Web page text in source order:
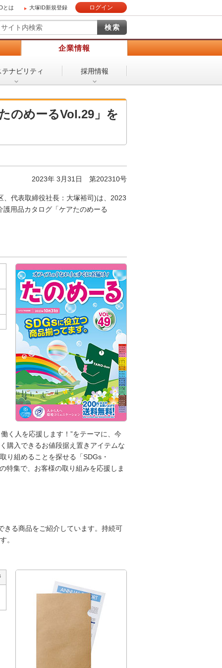
とは 大塚ID新規登録 ログイン
企業情報
テナビリティ 採用情報
のめーるVol.29」を
2023年 3月31日 第202310号
代表取締役社長：大塚裕司)は、2023
用品カタログ「ケアたのめーる
く人を応援します！”をテーマに、今
購入できるお値段据え置きアイテムな
り組めることを探せる「SDGs・
特集で、お客様の取り組みを応援しま
きる商品をご紹介しています。持続可
。